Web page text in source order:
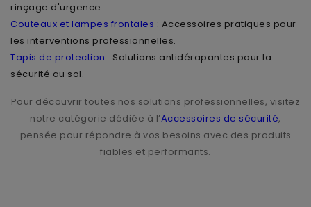
rinçage d'urgence.
Couteaux et lampes frontales : Accessoires pratiques pour
les interventions professionnelles.
Tapis de protection : Solutions antidérapantes pour la
sécurité au sol.
Pour découvrir toutes nos solutions professionnelles, visitez
notre catégorie dédiée à l’Accessoires de sécurité,
pensée pour répondre à vos besoins avec des produits
fiables et performants.